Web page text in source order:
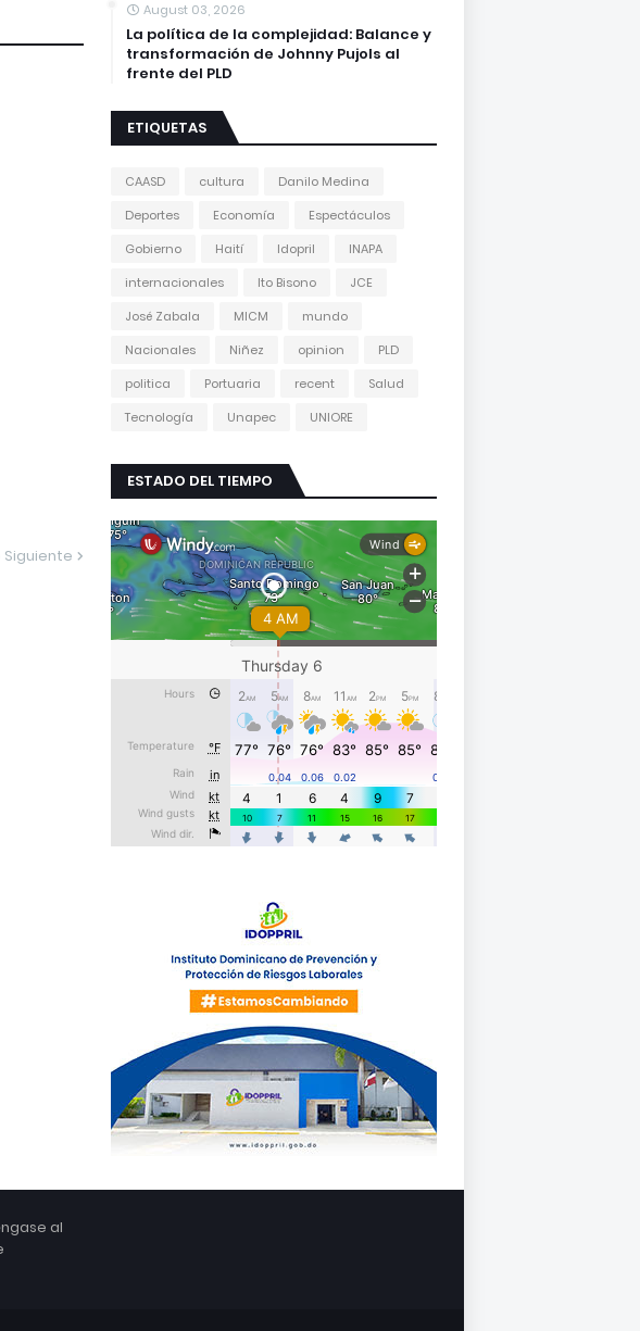
August 03, 2026
La política de la complejidad: Balance y
transformación de Johnny Pujols al
frente del PLD
ETIQUETAS
CAASD cultura
Danilo Medina
Deportes
Economía
Espectáculos
Gobierno
Haití Idopril
INAPA
internacionales
Ito Bisono
JCE
José Zabala
MICM
mundo
Nacionales
Niñez opinion
PLD
politica
Portuaria recent
Salud
Tecnología
Unapec UNIORE
ESTADO DEL TIEMPO
al